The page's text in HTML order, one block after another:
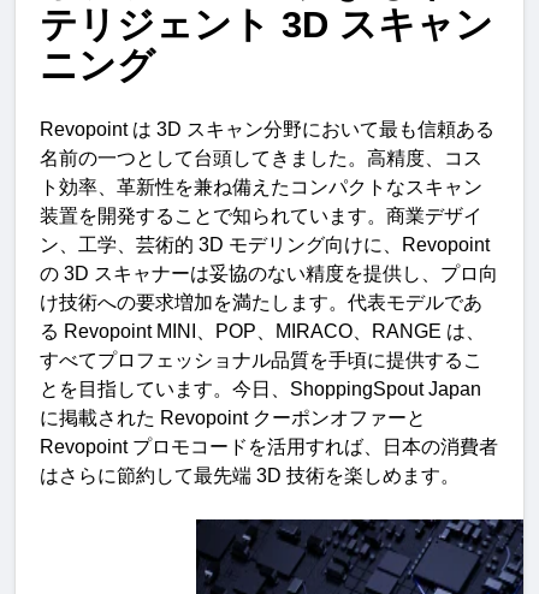
テリジェント 3D スキャン
ニング
Revopoint は 3D スキャン分野において最も信頼ある
名前の一つとして台頭してきました。高精度、コス
ト効率、革新性を兼ね備えたコンパクトなスキャン
装置を開発することで知られています。商業デザイ
ン、工学、芸術的 3D モデリング向けに、
Revopoint
の 3D スキャナーは妥協のない精度を提供し、プロ向
け技術への要求増加を満たします。代表モデルであ
る Revopoint MINI POP MIRACO RANGE は、
すべてプロフェッショナル品質を手頃に提供するこ
とを目指しています。今日、
に掲載された Revopoint クーポンオファーと
Revopoint プロモコードを活用すれば、日本の消費者
はさらに節約して最先端 3D 技術を楽しめます。